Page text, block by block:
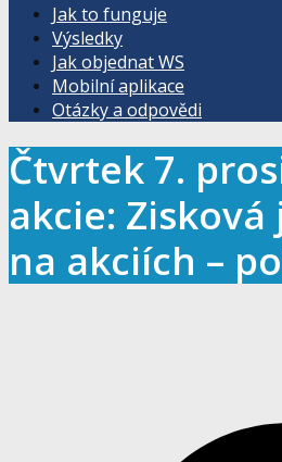
Jak to funguje
Výsledky
Jak objednat WS
Mobilní aplikace
Otázky a odpovědi
Čtvrtek 7.
akcie: Zisková
na akciích –